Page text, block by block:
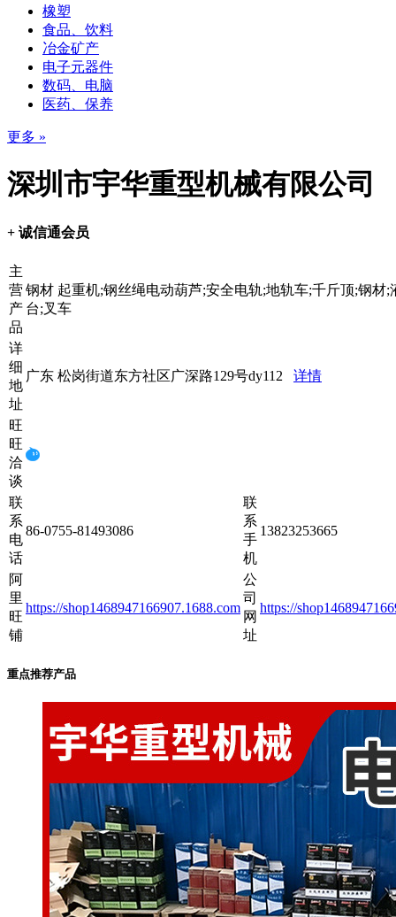
橡塑
食品、饮料
冶金矿产
电子元器件
数码、电脑
医药、保养
更多 »
深圳市宇华重型机械有限公司
+ 诚信通会员
主
营
产
品
钢材 起重机;钢丝绳电动葫芦;安全电轨;地轨车;千斤顶;钢材;
台;叉车
详
细
地
址
广东 松岗街道东方社区广深路129号dy112 详情
旺
旺
洽
谈
联
系
电
话
86-0755-81493086
联
系
手
机
13823253665
阿
里
旺
铺
https://shop1468947166907.1688.com
公
司
网
址
https://
重点推荐产品